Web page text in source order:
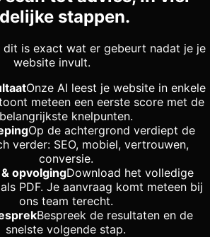
stappen.
dit is exact wat er gebeurt nadat je je
website invult.
Onze AI leest je website in enkele
meteen een eerste score met de
belangrijkste knelpunten.
Op de achtergrond verdiept de
verder: SEO, mobiel, vertrouwen,
conversie.
opvolgingDownload het volledige
PDF. Je aanvraag komt meteen bij
ons team terecht.
Bespreek de resultaten en de
snelste volgende stap.